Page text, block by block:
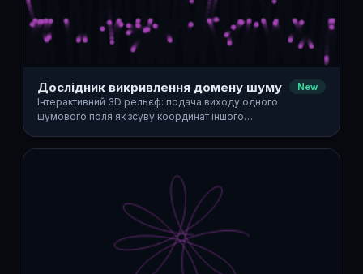
Дослідник викривлення домену шуму New
Інтерактивний 3D рельєф: подача виходу одного
шумового поля як зсуву координат іншого…